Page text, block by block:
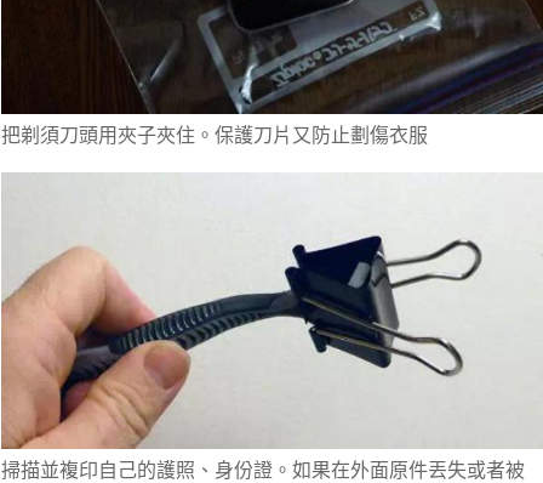
把剃須刀頭用夾子夾住。保護刀片又防止劃傷衣服
掃描並複印自己的護照、身份證。如果在外面原件丟失或者被